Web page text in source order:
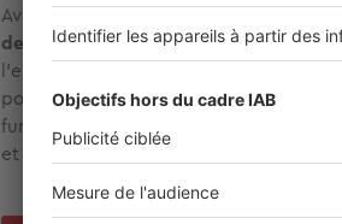
Avant la chute des températures,
de chauffage fonctionne
l’entretien annuel (ou ramonage) de
poêle à bois. Profitez également de
fumée et/ou monoxyde de carbone
et grilles d’aération dans vos pièces